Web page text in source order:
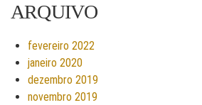
ARQUIVO
fevereiro 2022
janeiro 2020
dezembro 2019
novembro 2019